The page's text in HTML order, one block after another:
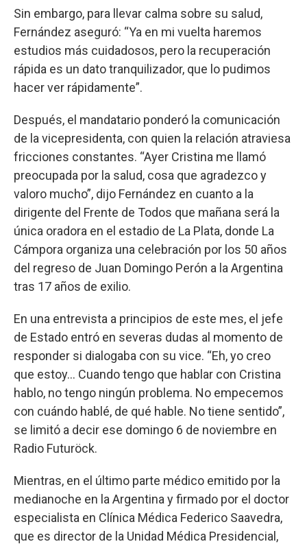
Sin embargo, para llevar calma sobre su salud,
Fernández aseguró: “Ya en mi vuelta haremos
estudios más cuidadosos, pero la recuperación
rápida es un dato tranquilizador, que lo pudimos
hacer ver rápidamente”.
Después, el mandatario ponderó la comunicación
de la vicepresidenta, con quien la relación atraviesa
fricciones constantes. “Ayer Cristina me llamó
preocupada por la salud, cosa que agradezco y
valoro mucho”, dijo Fernández en cuanto a la
dirigente del Frente de Todos que mañana será la
única oradora en el estadio de La Plata, donde La
Cámpora organiza una celebración por los 50 años
del regreso de Juan Domingo Perón a la Argentina
tras 17 años de exilio.
En una entrevista a principios de este mes, el jefe
de Estado entró en severas dudas al momento de
responder si dialogaba con su vice. “Eh, yo creo
que estoy... Cuando tengo que hablar con Cristina
hablo, no tengo ningún problema. No empecemos
con cuándo hablé, de qué hable. No tiene sentido”,
se limitó a decir ese domingo 6 de noviembre en
Radio Futuröck.
Mientras, en el último parte médico emitido por la
medianoche en la Argentina y firmado por el doctor
especialista en Clínica Médica Federico Saavedra,
que es director de la Unidad Médica Presidencial,